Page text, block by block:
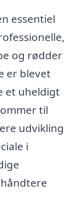
essentiel
og rødder
er blevet
et uheldigt
til
udvikling
i